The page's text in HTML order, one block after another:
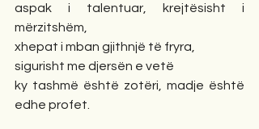
aspak i talentuar, krejtësisht i
mërzitshëm,
xhepat i mban gjithnjë të fryra,
sigurisht me djersën e vetë
ky tashmë është zotëri, madje është
edhe profet.